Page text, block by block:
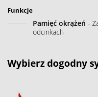
Funkcje
Pamięć okrążeń -
odcinkach
Wybierz dogodny